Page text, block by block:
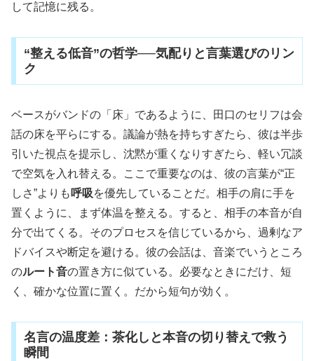
して記憶に残る。
“整える低音”の哲学──気配りと言葉選びのリン
ク
ベースがバンドの「床」であるように、田口のセリフは会
話の床を平らにする。議論が熱を持ちすぎたら、彼は半歩
引いた視点を提示し、沈黙が重くなりすぎたら、軽い冗談
で空気を入れ替える。ここで重要なのは、彼の言葉が“正
しさ”よりも 呼吸を優先していることだ。相手の肩に手を
置くように、まず体温を整える。すると、相手の本音が自
分で出てくる。そのプロセスを信じているから、過剰なア
ドバイスや断定を避ける。彼の会話は、音楽でいうところ
のルート音の置き方に似ている。必要なときにだけ、短
く、確かな位置に置く。だから短句が効く。
名言の温度差：茶化しと本音の切り替えで救う
瞬間